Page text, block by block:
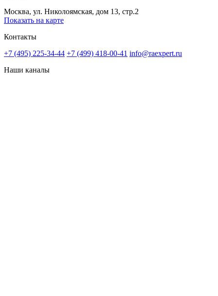
Москва, ул. Николоямская, дом 13, стр.2
Показать на карте
Контакты
+7 (495) 225-34-44 +7 (499) 418-00-41 info@raexpert.ru
Наши каналы